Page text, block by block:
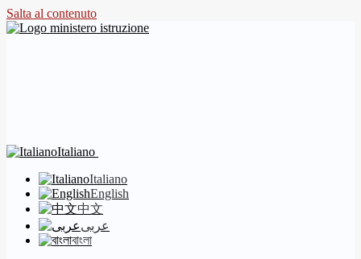
Salta al contenuto
Italiano
Italiano
English
中文
عربى
বাংলা